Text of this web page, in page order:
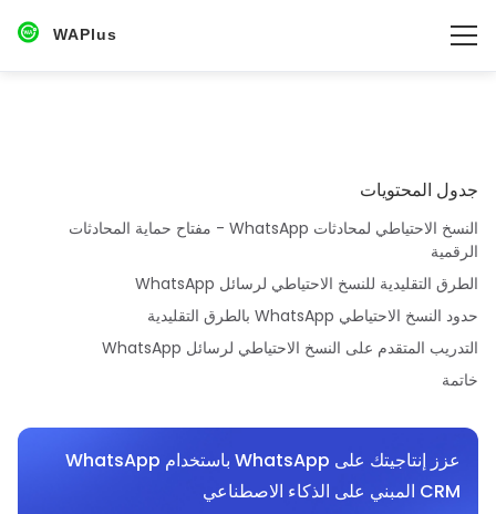
WAPlus
جدول المحتويات
النسخ الاحتياطي لمحادثات WhatsApp - مفتاح حماية المحادثات
الرقمية
الطرق التقليدية للنسخ الاحتياطي لرسائل WhatsApp
حدود النسخ الاحتياطي WhatsApp بالطرق التقليدية
التدريب المتقدم على النسخ الاحتياطي لرسائل WhatsApp
خاتمة
عزز إنتاجيتك على WhatsApp باستخدام WhatsApp
CRM المبني على الذكاء الاصطناعي